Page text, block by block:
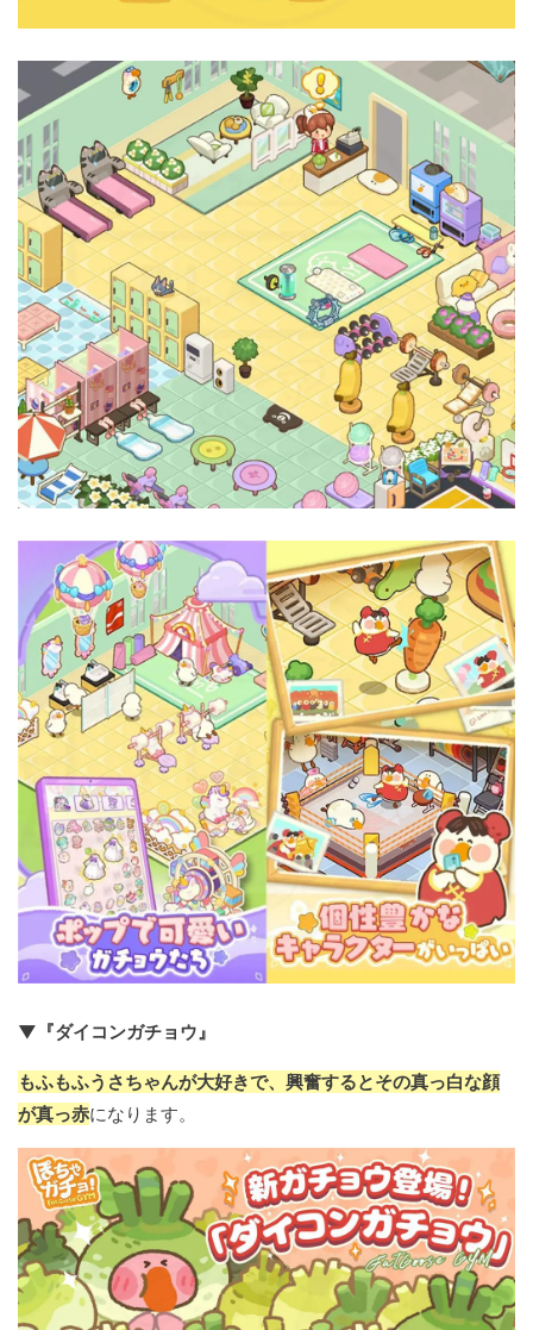
▼『ダイコンガチョウ』
もふもふうさちゃんが大好きで、興奮するとその真っ白な顔
が真っ赤になります。